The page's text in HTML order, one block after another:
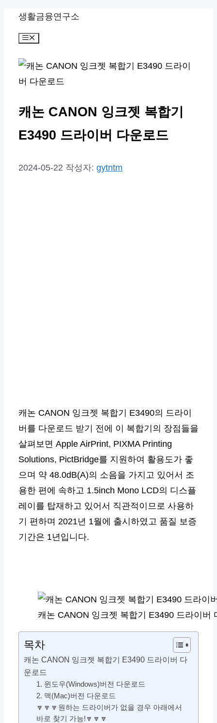
생활금융연구소
메
캐논 CANON 잉크젯 복합기
E3490 드라이버 다운로드
2024-05-22 작성자: gytntm
캐논 CANON 잉크젯 복합기 E3490의 드라이
버를 다운로드 받기 전에 이 복합기의 장점들을
살펴보면 Apple AirPrint, PIXMA Printing
Solutions, PictBridge를 지원하여 활용도가 좋
으며 약 48.0dB(A)의 소음을 가지고 있어서 조
용한 편에 속하고 1.5inch Mono LCD의 디스플
레이를 탑재하고 있어서 직관적이므로 사용하
기 편하며 2021년 1월에 출시하였고 품질 보증
기간은 1년입니다.
캐논 CANON 잉크젯 복합기 E3490 드라이버
목차
캐논 CANON 잉크젯 복합기 E3490 드라이버 다
운로드
1. 윈도우(Windows)버전 다운로드
2. 맥(Mac)버전 다운로드
🔽🔽🔽원하는 드라이버가 없을 경우 아래에서
바로 찾기 가능!🔽🔽🔽